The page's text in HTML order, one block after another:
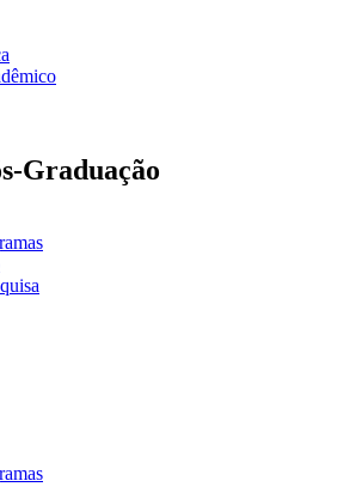
Graduação